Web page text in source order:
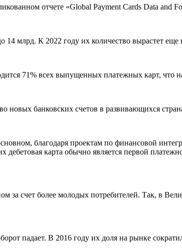
отчете «Global Payment Cards Data and
14 млрд. К 2022 году их количество вырастет
71% всех выпущенных платежных карт, что
новых банковских счетов в развивающихся
благодаря проектам по финансовой
карта обычно является первой
за счет более молодых потребителей. Так, в
падает. В 2016 году их доля на рынке